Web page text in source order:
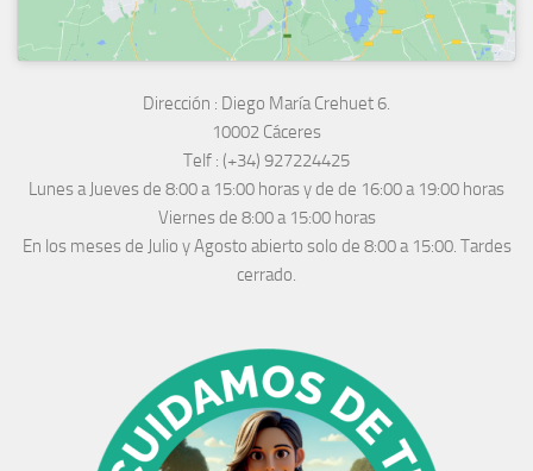
Dirección : Diego María Crehuet 6.
10002 Cáceres
Telf : (+34) 927224425
Lunes a Jueves de 8:00 a 15:00 horas y de de 16:00 a 19:00 horas
Viernes de 8:00 a 15:00 horas
En los meses de Julio y Agosto abierto solo de 8:00 a 15:00. Tardes
cerrado.